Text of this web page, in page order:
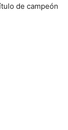
de campeón